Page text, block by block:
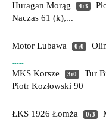
Huragan Morąg 4:3
Naczas 61 (k),...
-----
Motor Lubawa 0:0
-----
MKS Korsze 3:0 Tur
Piotr Kozłowski 90
-----
ŁKS 1926 Łomża 0:3